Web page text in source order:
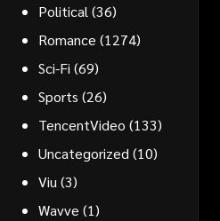
Political (36)
Romance (1274)
Sci-Fi (69)
Sports (26)
TencentVideo (133)
Uncategorized (10)
Viu (3)
Wavve (1)